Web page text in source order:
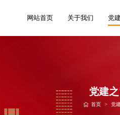
网站首页 关于我们 党
党建
首页 > 党